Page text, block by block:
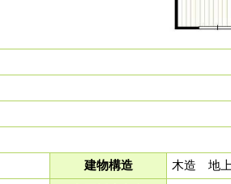
建物構造
木造 地